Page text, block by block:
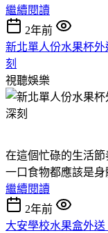
繼續閱讀
2年前
新北單人份水果杯
刻
視聽娛樂
在這個忙碌的生活
一口食物都應該是
繼續閱讀
2年前
大安學校水果盒外